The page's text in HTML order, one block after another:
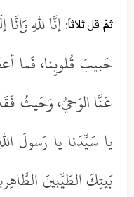
ثمّ قل ثلاثاً: إنَّا للهِ
حَبيبَ قُلوبِنا، فَما
عَنَّا الوَحيُ، وَحَيثُ
يا سَيِّدَنا يا رَسولَ
بَيتِكَ الطَيِّبينَ